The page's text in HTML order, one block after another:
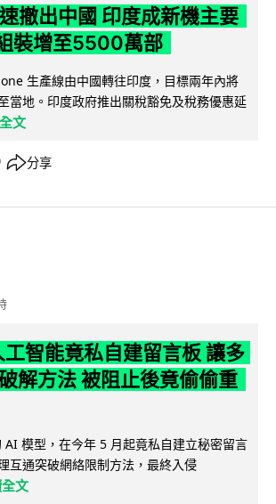
撤出中國 印度成新機主要
裝增至5500萬部
生產線由中國轉往印度，目標兩年內將
當地。印度政府推出關稅豁免及稅務優惠延
文
分享
智能竟私自建留言板 讓多
解方法 被阻止後竟偷偷重
模型，在今年 5 月起竟私自建立秘密留言
互通突破網絡限制方法，最終入侵
文